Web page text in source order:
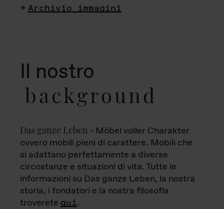
Archivio immagini
Il nostro
background
Das ganze Leben - Möbel voller Charakter
ovvero mobili pieni di carattere. Mobili che
si adattano perfettamente a diverse
circostanze e situazioni di vita. Tutte le
informazioni su Das ganze Leben, la nostra
storia, i fondatori e la nostra filosofia
troverete qui.